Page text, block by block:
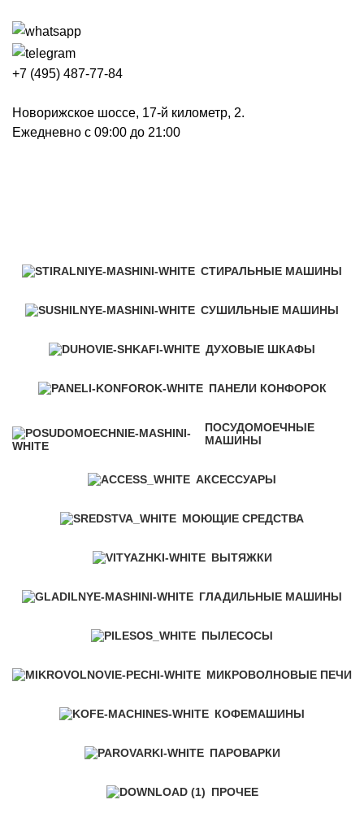
+7 (495) 487-77-84
Новорижское шоссе, 17-й километр, 2.
Ежедневно с 09:00 до 21:00
СТИРАЛЬНЫЕ МАШИНЫ
СУШИЛЬНЫЕ МАШИНЫ
ДУХОВЫЕ ШКАФЫ
ПАНЕЛИ КОНФОРОК
ПОСУДОМОЕЧНЫЕ
МАШИНЫ
АКСЕССУАРЫ
МОЮЩИЕ СРЕДСТВА
ВЫТЯЖКИ
ГЛАДИЛЬНЫЕ МАШИНЫ
ПЫЛЕСОСЫ
МИКРОВОЛНОВЫЕ ПЕЧИ
КОФЕМАШИНЫ
ПАРОВАРКИ
ПРОЧЕЕ